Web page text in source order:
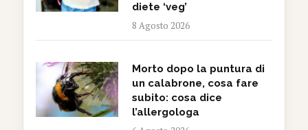
diete ‘veg’
8 Agosto 2026
Morto dopo la puntura di
un calabrone, cosa fare
subito: cosa dice
l’allergologa